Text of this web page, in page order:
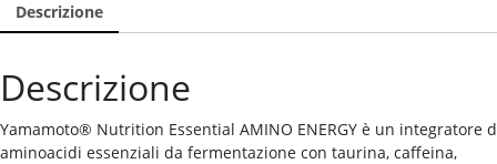
Descrizione
Descrizione
Yamamoto® Nutrition Essential AMINO ENERGY è un integratore
aminoacidi essenziali da fermentazione con taurina, caffeina,